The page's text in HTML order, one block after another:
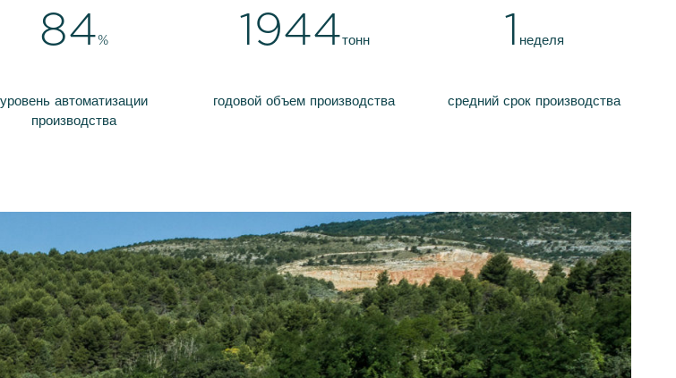
90%
уровень автоматизации
производства
2000тонн
годовой объем производства
1 неделя
средний срок производства